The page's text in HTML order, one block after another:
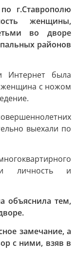
г.Ставрополю
женщины,
во дворе
районов
Интернет была
женщина с ножом
выехали по
личность и
объяснила тем,
замечание, а
с ними, взяв в